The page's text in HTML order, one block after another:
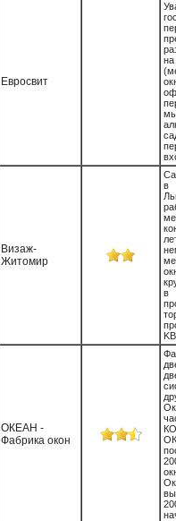
Евросвит
Визаж-
Житомир
в
ОКЕАН -
Фабрика окон